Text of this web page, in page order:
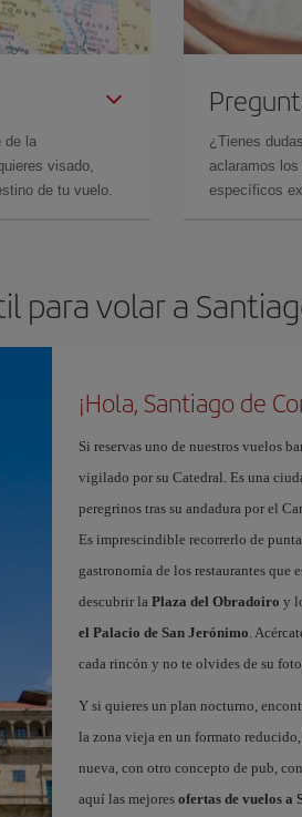
de la
visado,
de tu vuelo.
¿Tienes
aclaramos
específicos
para volar a
¡Hola, Santiago de
Si reservas uno de nuestros vuelos
vigilado por su Catedral. Es una
peregrinos tras su andadura por el
Es imprescindible recorrerlo de
gastronomía de los restaurantes que
descubrir la Plaza del Obradoiro y
el Palacio de San Jerónimo.
cada rincón y no te olvides de su
Y si quieres un plan nocturno,
la zona vieja en un formato
nueva, con otro concepto de pub,
aquí las mejores ofertas de vuelos a